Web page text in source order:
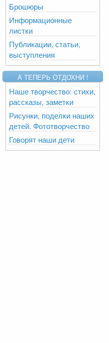
Брошюры
Информационные
листки
Публикации, статьи,
выступления
А ТЕПЕРЬ ОТДОХНИ !
Наше творчество: стихи,
рассказы, заметки
Рисунки, поделки наших
детей. Фототворчество
Говорят наши дети